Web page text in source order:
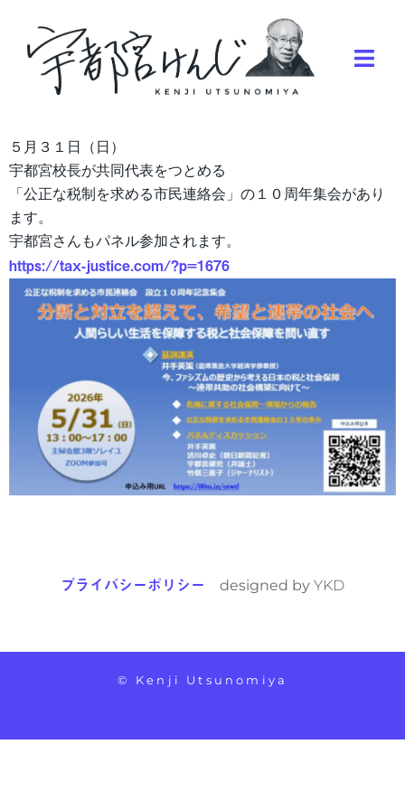
５月３１日（日）
宇都宮校長が共同代表をつとめる
「公正な税制を求める市民連絡会」の１０周年集会があり
ます。
宇都宮さんもパネル参加されます。
https://tax-justice.com/?p=1676
プライバシーポリシー designed by YKD
© Kenji Utsunomiya